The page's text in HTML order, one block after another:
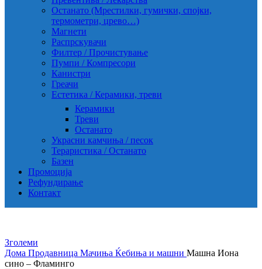
Останато (Мрестилки, гумички, спојки,
термометри, црево…)
Магнети
Распрскувачи
Филтер / Прочистување
Пумпи / Компресори
Канистри
Греачи
Естетика / Керамики, треви
Керамики
Треви
Останато
Украсни камчиња / песок
Тераристика / Останато
Базен
Промоција
Рефундирање
Контакт
Зголеми
Дома Продавница Мачиња Ќебиња и машни Машна Иона
сино – Фламинго